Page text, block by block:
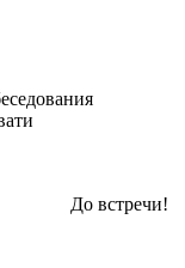
До встречи!